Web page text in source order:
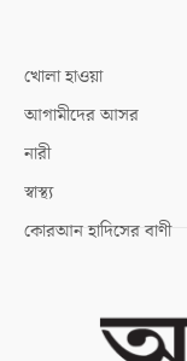
খোলা হাওয়া
আগামীদের আসর
নারী
স্বাস্থ্য
কোরআন হাদিসের বাণী